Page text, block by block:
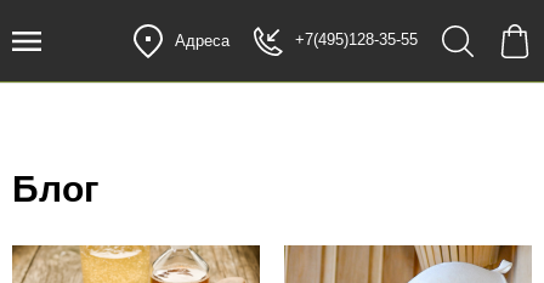
Адреса +7(495)128-35-55
Блог